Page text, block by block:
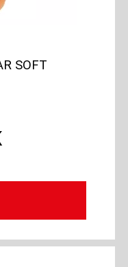
SOFT